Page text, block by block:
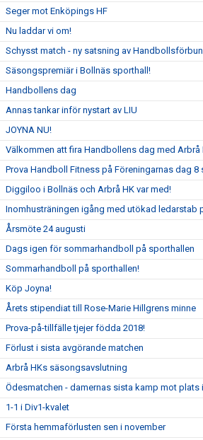
Seger mot Enköpings HF
Nu laddar vi om!
Schysst match - ny satsning av
Säsongspremiär i Bollnäs sporthall!
Handbollens dag
Annas tankar inför nystart av LIU
JOYNA NU!
Välkommen att fira Handbollens dag med Arbrå
Prova Handboll Fitness på Föreningarnas dag 8
Diggiloo i Bollnäs och Arbrå HK var med!
Inomhusträningen igång med utökad ledarstab
Årsmöte 24 augusti
Dags igen för sommarhandboll på sporthallen
Sommarhandboll på sporthallen!
Köp Joyna!
Årets stipendiat till Rose-Marie Hillgrens minne
Prova-på-tillfälle tjejer födda 2018!
Förlust i sista avgörande matchen
Arbrå HKs säsongsavslutning
Ödesmatchen - damernas sista kamp mot plats
1-1 i Div1-kvalet
Första hemmaförlusten sen i november